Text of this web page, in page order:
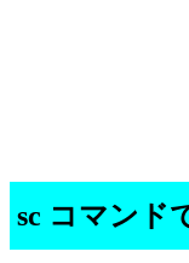
sc コマンド